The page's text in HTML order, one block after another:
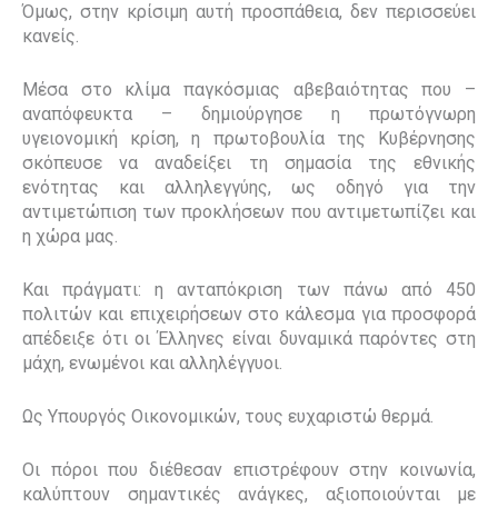
Όμως, στην κρίσιμη αυτή προσπάθεια, δεν περισσεύει
κανείς.
Μέσα στο κλίμα παγκόσμιας αβεβαιότητας που –
αναπόφευκτα – δημιούργησε η πρωτόγνωρη
υγειονομική κρίση, η πρωτοβουλία της Κυβέρνησης
σκόπευσε να αναδείξει τη σημασία της εθνικής
ενότητας και αλληλεγγύης, ως οδηγό για την
αντιμετώπιση των προκλήσεων που αντιμετωπίζει και
η χώρα μας.
Και πράγματι: η ανταπόκριση των πάνω από 450
πολιτών και επιχειρήσεων στο κάλεσμα για προσφορά
απέδειξε ότι οι Έλληνες είναι δυναμικά παρόντες στη
μάχη, ενωμένοι και αλληλέγγυοι.
Ως Υπουργός Οικονομικών, τους ευχαριστώ θερμά.
Οι πόροι που διέθεσαν επιστρέφουν στην κοινωνία,
καλύπτουν σημαντικές ανάγκες, αξιοποιούνται με